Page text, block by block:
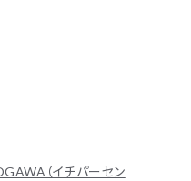
（イチパーセン